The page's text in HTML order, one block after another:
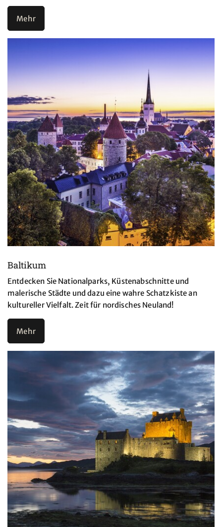
Mehr
Baltikum
Entdecken Sie Nationalparks, Küstenabschnitte und
malerische Städte und dazu eine wahre Schatzkiste an
kultureller Vielfalt. Zeit für nordisches Neuland!
Mehr